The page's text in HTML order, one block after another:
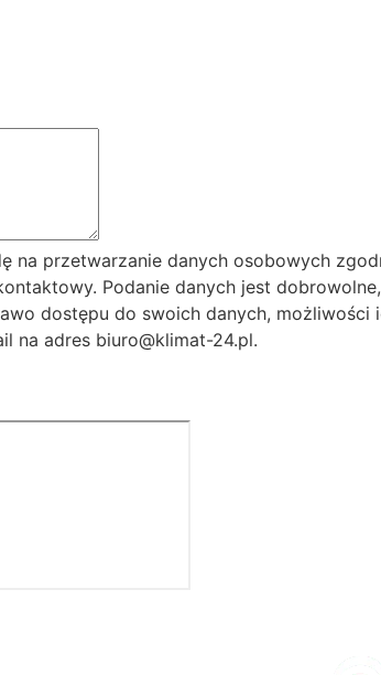
na przetwarzanie danych osobowych
Podanie danych jest
dostępu do swoich danych,
na adres biuro@klimat-24.pl.